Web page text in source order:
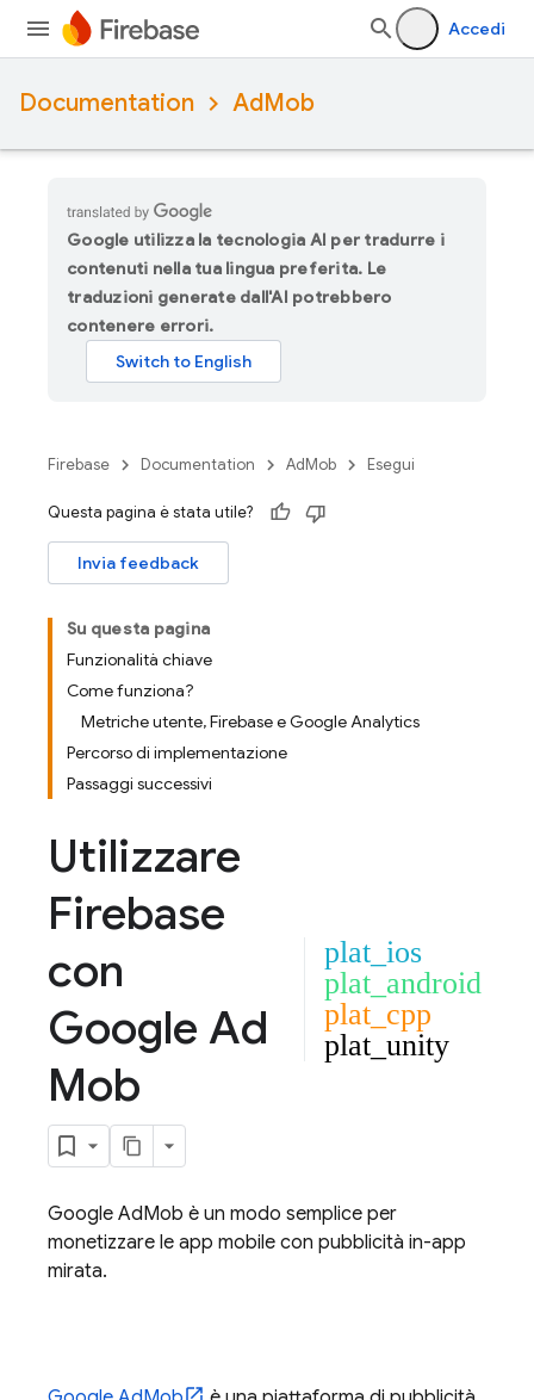
Accedi
Documentation AdMob
Google utilizza la tecnologia AI per tradurre i
contenuti nella tua lingua preferita. Le
traduzioni generate dall'AI potrebbero
contenere errori.
Firebase Documentation AdMob Esegui
Questa pagina è stata utile?
Invia feedback
Su questa pagina
Funzionalità chiave
Come funziona?
Metriche utente, Firebase e Google Analytics
Percorso di implementazione
Passaggi successivi
Utilizzare
Firebase
con
Google Ad
Mob
plat_ios
plat_android
plat_cpp
plat_unity
Google AdMob è un modo semplice per
monetizzare le app mobile con pubblicità in-app
mirata.